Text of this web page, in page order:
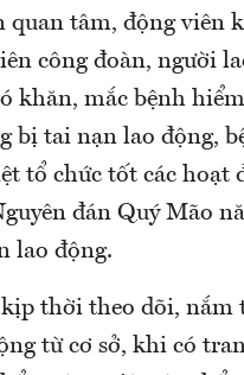
quan tâm, động viên
công đoàn, người
khăn, mắc bệnh
bị tai nạn lao động,
tổ chức tốt các hoạt
đán Quý Mão
lao động.
kịp thời theo dõi,
từ cơ sở, khi có